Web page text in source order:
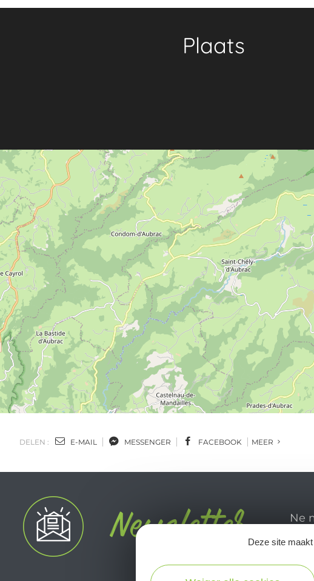
Plaats
DELEN : E-MAIL MESSENGER FACEBOOK MEER
Ne
Deze site